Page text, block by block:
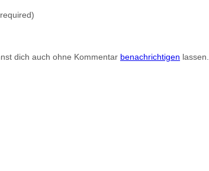
dich auch ohne Kommentar benachrichtigen lassen.